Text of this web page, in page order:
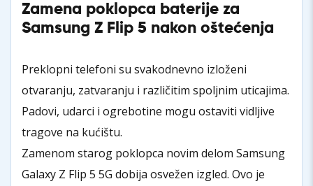
Zamena poklopca baterije za
Samsung Z Flip 5 nakon oštećenja
Preklopni telefoni su svakodnevno izloženi
otvaranju, zatvaranju i različitim spoljnim uticajima.
Padovi, udarci i ogrebotine mogu ostaviti vidljive
tragove na kućištu.
Zamenom starog poklopca novim delom Samsung
Galaxy Z Flip 5 5G dobija osvežen izgled. Ovo je